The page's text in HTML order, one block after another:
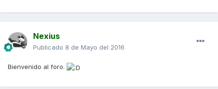
Nexius
Publicado 8 de Mayo del 2016
Bienvenido al foro.